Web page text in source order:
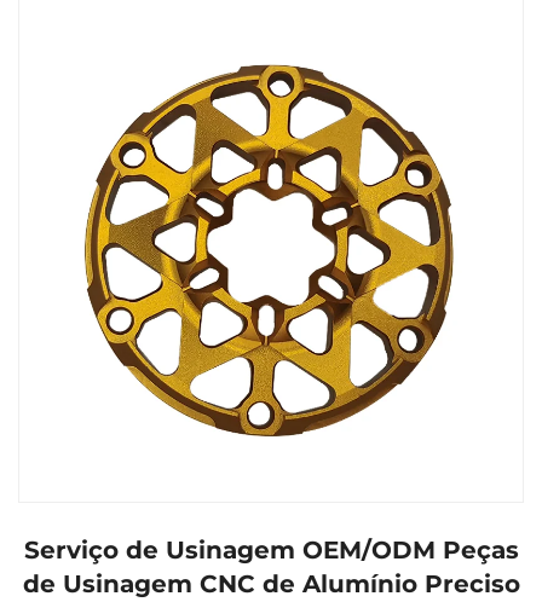
Serviço de Usinagem OEM/ODM Peças
de Usinagem CNC de Alumínio Preciso